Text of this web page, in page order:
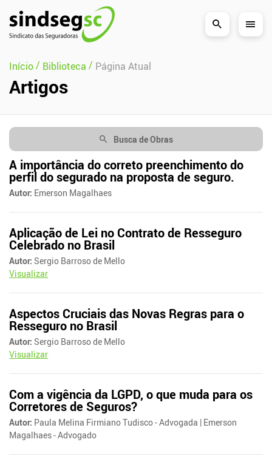
Pular Navegação (s)
Início/ Biblioteca / Página Atual
Artigos
Busca de Obras
A importância do correto preenchimento do
perfil do segurado na proposta de seguro.
Autor: Emerson Magalhaes
Aplicação de Lei no Contrato de Resseguro
Celebrado no Brasil
Autor: Sergio Barroso de Mello
Visualizar
Aspectos Cruciais das Novas Regras para o
Resseguro no Brasil
Autor: Sergio Barroso de Mello
Visualizar
Com a vigência da LGPD, o que muda para os
Corretores de Seguros?
Autor: Paula Melina Firmiano Tudisco - Advogada | Emerson
Magalhaes - Advogado